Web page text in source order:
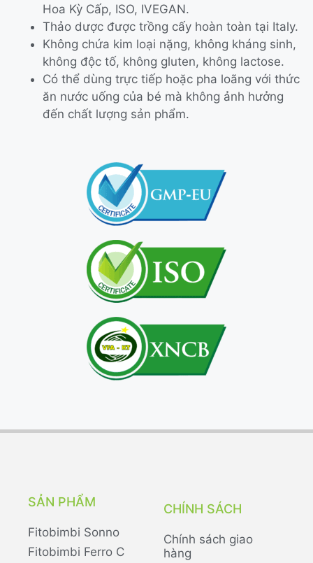
Hoa Kỳ Cấp, ISO, IVEGAN.
Thảo dược được trồng cấy hoàn toàn tại Italy.
Không chứa kim loại nặng, không kháng sinh,
không độc tố, không gluten, không lactose.
Có thể dùng trực tiếp hoặc pha loãng với thức
ăn nước uống của bé mà không ảnh hưởng
đến chất lượng sản phẩm.
SẢN PHẨM
Fitobimbi Sonno
Fitobimbi Ferro C
CHÍNH SÁCH
Chính sách giao
hàng